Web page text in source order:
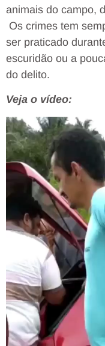
animais do campo,
Os crimes tem
ser praticado
escuridão ou a
do delito.
Veja o vídeo:
Tocador
de
vídeo